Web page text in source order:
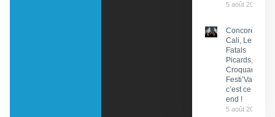
5 août 2026
Concorès :
Cali, Les
Fatals
Picards, Les
Croquants…
Festi’ValCéou,
c’est ce week-
end !
5 août 2026